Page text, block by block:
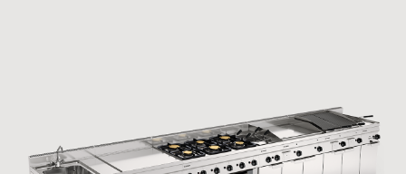
Passwortgeschützter Bereich